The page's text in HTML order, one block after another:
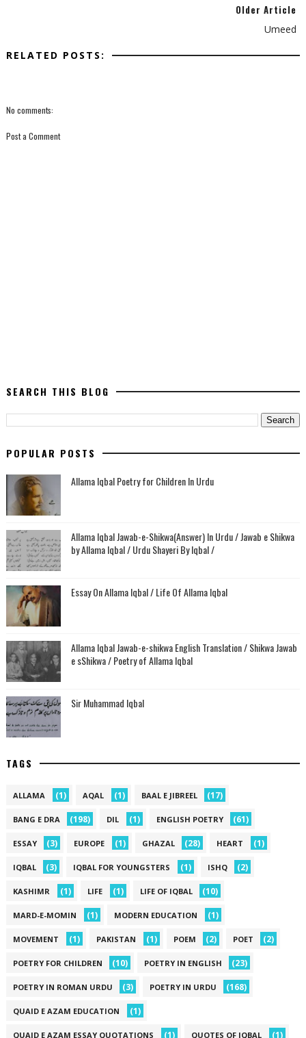
Older Article
Umeed
RELATED POSTS:
No comments:
Post a Comment
SEARCH THIS BLOG
POPULAR POSTS
Allama Iqbal Poetry for Children In Urdu
Allama Iqbal Jawab-e-Shikwa(Answer) In Urdu / Jawab e Shikwa
by Allama Iqbal / Urdu Shayeri By Iqbal /
Essay On Allama Iqbal / Life Of Allama Iqbal
Allama Iqbal Jawab-e-shikwa English Translation / Shikwa Jawab
e sShikwa / Poetry of Allama Iqbal
Sir Muhammad Iqbal
TAGS
ALLAMA (1) AQAL (1) BAAL E JIBREEL (17)
BANG E DRA (198) DIL (1) ENGLISH POETRY (61)
ESSAY (3) EUROPE (1) GHAZAL (28) HEART (1)
IQBAL (3) IQBAL FOR YOUNGSTERS (1) ISHQ (2)
KASHIMR (1) LIFE (1) LIFE OF IQBAL (10)
MARD-E-MOMIN (1) MODERN EDUCATION (1)
MOVEMENT (1) PAKISTAN (1) POEM (2) POET (2)
POETRY FOR CHILDREN (10) POETRY IN ENGLISH (23)
POETRY IN ROMAN URDU (3) POETRY IN URDU (168)
QUAID E AZAM EDUCATION (1)
QUAID E AZAM ESSAY QUOTATIONS (1) QUOTES OF IQBAL (1)